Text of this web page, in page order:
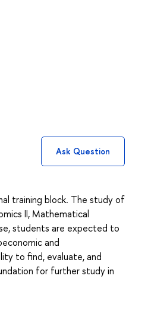
Ask Question
training block. The study of
II, Mathematical
students are expected to
and
to find, evaluate, and
for further study in